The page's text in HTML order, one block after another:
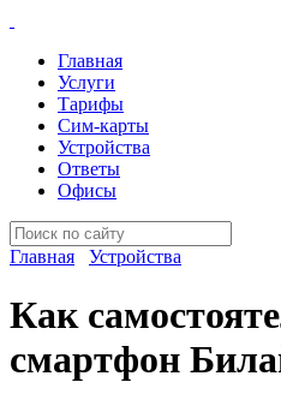
Главная
Услуги
Тарифы
Сим-карты
Устройства
Ответы
Офисы
Главная Устройства
Как
смартфон